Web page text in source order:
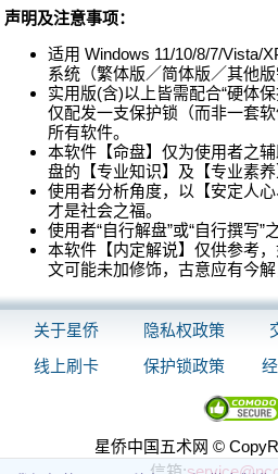
声明及注意事项：
适用 Windows 11/10/8/7/Vista/
系统（繁体版／简体版／其他版
实用版(含)以上皆需配合“硬体
仅配发一支保护锁（而非一套
所有软件。
本软件【命盘】仅为使用者之
盘的【专业知识】及【专业素养
使用者分析角度，以【安定人
才是社会之福。
使用者“自行解盘”或“自行撰写”
本软件【内定解说】仅供参考
文可能未加修饰，古意应有今解
关于星侨 隐私权政策
线上刷卡
保护锁政策
星侨中国五术网 ©